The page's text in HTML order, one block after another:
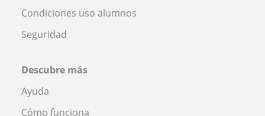
Condiciones uso alumnos
Seguridad
Descubre más
Ayuda
Cómo funciona